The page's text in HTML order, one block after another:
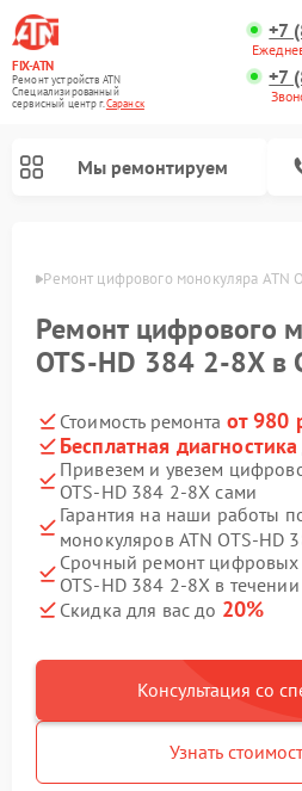
FIX-ATN
Ремонт устройств ATN
Специализированный
cервисный центр г.Саранск
+7
+7
Мы ремонтируем
Ремонт цифрового монокуляра ATN
Ремонт цифрового
OTS-HD 384 2-8X в
Стоимость ремонта от 980
Бесплатная диагностика
Привезем и увезем
OTS-HD 384 2-8X сами
Гарантия на наши работы
монокуляров ATN OTS-HD
Срочный ремонт цифровых
OTS-HD 384 2-8X в течении
Скидка для вас до 20%
Консультация со
Узнать